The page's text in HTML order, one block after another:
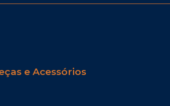
e Acessórios